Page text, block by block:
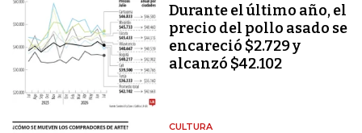
Durante el último año, el
precio del pollo asado se
encareció $2.729 y
alcanzó $42.102
CULTURA